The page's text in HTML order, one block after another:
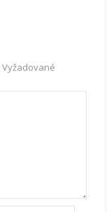
Vyžadované